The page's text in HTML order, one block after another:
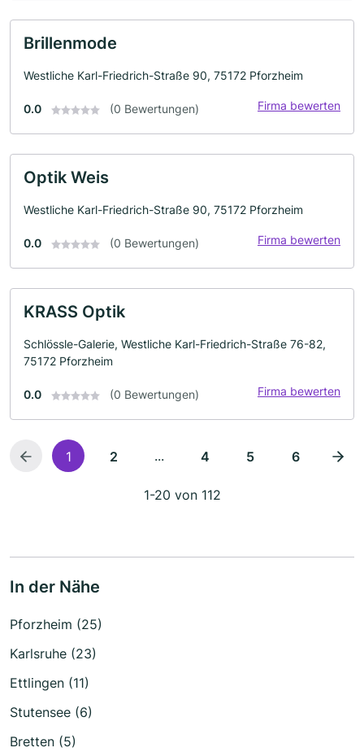
Brillenmode
Westliche Karl-Friedrich-Straße 90, 75172 Pforzheim
0.0 (0 Bewertungen) Firma bewerten
Optik Weis
Westliche Karl-Friedrich-Straße 90, 75172 Pforzheim
0.0 (0 Bewertungen) Firma bewerten
KRASS Optik
Schlössle-Galerie, Westliche Karl-Friedrich-Straße 76-82,
75172 Pforzheim
0.0 (0 Bewertungen) Firma bewerten
1 2 ... 4 5 6
1-20 von 112
In der Nähe
Pforzheim (25)
Karlsruhe (23)
Ettlingen (11)
Stutensee (6)
Bretten (5)